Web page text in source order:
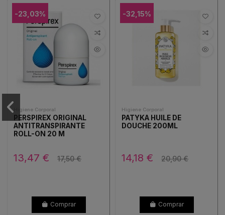
-23,03%
Higiene Corporal
PERSPIREX ORIGINAL
ANTITRANSPIRANTE
ROLL-ON 20 M
13,47 € 17,50 €
Comprar
-32,15%
Higiene Corporal
PATYKA HUILE DE
DOUCHE 200ML
14,18 € 20,90 €
Comprar